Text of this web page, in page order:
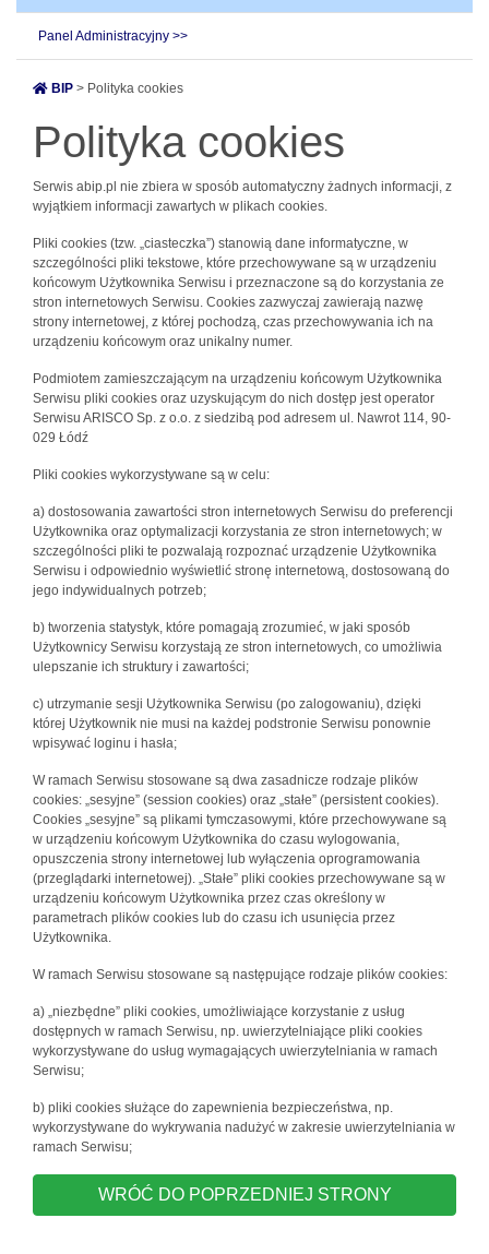
Panel Administracyjny >>
BIP > Polityka cookies
Polityka cookies
Serwis abip.pl nie zbiera w sposób automatyczny żadnych informacji, z
wyjątkiem informacji zawartych w plikach cookies.
Pliki cookies (tzw. „ciasteczka”) stanowią dane informatyczne, w
szczególności pliki tekstowe, które przechowywane są w urządzeniu
końcowym Użytkownika Serwisu i przeznaczone są do korzystania ze
stron internetowych Serwisu. Cookies zazwyczaj zawierają nazwę
strony internetowej, z której pochodzą, czas przechowywania ich na
urządzeniu końcowym oraz unikalny numer.
Podmiotem zamieszczającym na urządzeniu końcowym Użytkownika
Serwisu pliki cookies oraz uzyskującym do nich dostęp jest operator
Serwisu ARISCO Sp. z o.o. z siedzibą pod adresem ul. Nawrot 114, 90-
029 Łódź
Pliki cookies wykorzystywane są w celu:
a) dostosowania zawartości stron internetowych Serwisu do preferencji
Użytkownika oraz optymalizacji korzystania ze stron internetowych; w
szczególności pliki te pozwalają rozpoznać urządzenie Użytkownika
Serwisu i odpowiednio wyświetlić stronę internetową, dostosowaną do
jego indywidualnych potrzeb;
b) tworzenia statystyk, które pomagają zrozumieć, w jaki sposób
Użytkownicy Serwisu korzystają ze stron internetowych, co umożliwia
ulepszanie ich struktury i zawartości;
c) utrzymanie sesji Użytkownika Serwisu (po zalogowaniu), dzięki
której Użytkownik nie musi na każdej podstronie Serwisu ponownie
wpisywać loginu i hasła;
W ramach Serwisu stosowane są dwa zasadnicze rodzaje plików
cookies: „sesyjne” (session cookies) oraz „stałe” (persistent cookies).
Cookies „sesyjne” są plikami tymczasowymi, które przechowywane są
w urządzeniu końcowym Użytkownika do czasu wylogowania,
opuszczenia strony internetowej lub wyłączenia oprogramowania
(przeglądarki internetowej). „Stałe” pliki cookies przechowywane są w
urządzeniu końcowym Użytkownika przez czas określony w
parametrach plików cookies lub do czasu ich usunięcia przez
Użytkownika.
W ramach Serwisu stosowane są następujące rodzaje plików cookies:
a) „niezbędne” pliki cookies, umożliwiające korzystanie z usług
dostępnych w ramach Serwisu, np. uwierzytelniające pliki cookies
wykorzystywane do usług wymagających uwierzytelniania w ramach
Serwisu;
b) pliki cookies służące do zapewnienia bezpieczeństwa, np.
wykorzystywane do wykrywania nadużyć w zakresie uwierzytelniania w
ramach Serwisu;
WRÓĆ DO POPRZEDNIEJ STRONY